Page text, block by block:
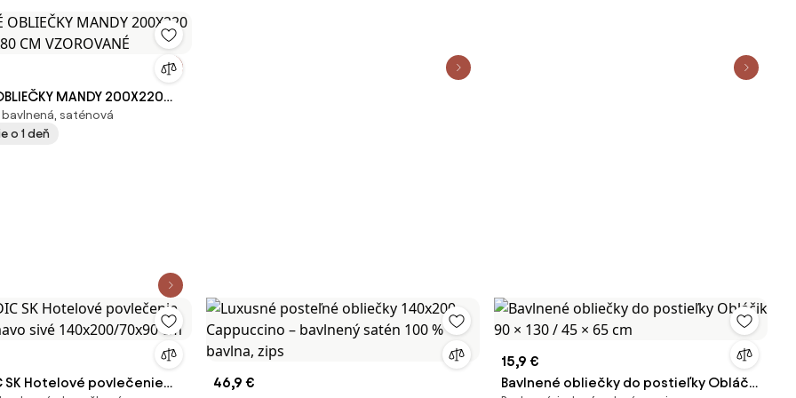
MANDY 200X220
CM VZOROVANÉ
saténová
o 1 deň
SK Hotelové povlečenie
46,9 €
15,9 €
Bavlnené obliečky do postieľky Obláčik